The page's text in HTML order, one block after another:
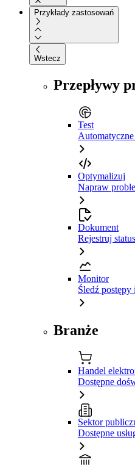
Przykłady zastosowań
Wstecz
Przepływy
Test
Optymalizuj
Napraw
Dokument
Rejestruj
Monitor
Śledź postępy
Branże
Handel
Dostępne
Sektor
Dostępne